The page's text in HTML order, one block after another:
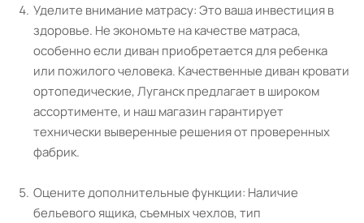
Уделите внимание матрасу: Это ваша инвестиция в
здоровье. Не экономьте на качестве матраса,
особенно если диван приобретается для ребенка
или пожилого человека. Качественные диван кровати
ортопедические, Луганск предлагает в широком
ассортименте, и наш магазин гарантирует
технически выверенные решения от проверенных
фабрик.
Оцените дополнительные функции: Наличие
бельевого ящика, съемных чехлов, тип